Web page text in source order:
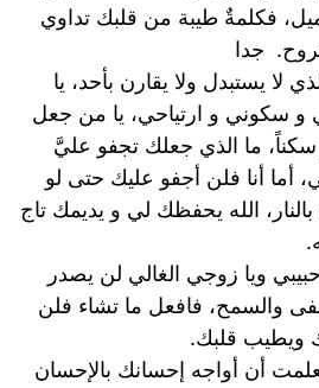
فكلمةٌ طيبة من قلبك تداوي
جدا
لا يستبدل ولا يقارن بأحد، يا
و سكوني و ارتياحي، يا من جعل
ما الذي جعلك تجفو عليَّ
أما أنا فلن أجفو عليك حتى لو
الله يحفظك لي و يديمك تاج
ويا زوجي الغالي لن يصدر
والسمح، فافعل ما تشاء فلن
ويطيب قلبك.
أن أواجه إحسانك بالإحسان